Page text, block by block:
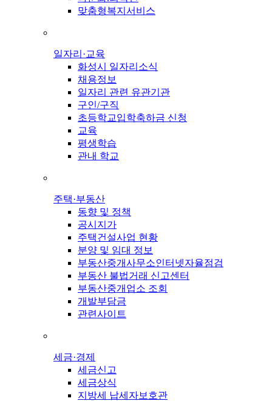
맞춤형복지서비스
일자리·교육
화성시 일자리소식
채용정보
일자리 관련 유관기관
구인/구직
초등학교입학축하금 신청
교육
평생학습
관내 학교
주택·부동산
동향 및 정책
공시지가
주택건설사업 현황
분양 및 임대 정보
부동산중개사무소인터넷자율점검
부동산 불법거래 신고센터
부동산중개업소 조회
개발부담금
관련사이트
세금·경제
세금신고
세금상식
지방세 납세자보호관